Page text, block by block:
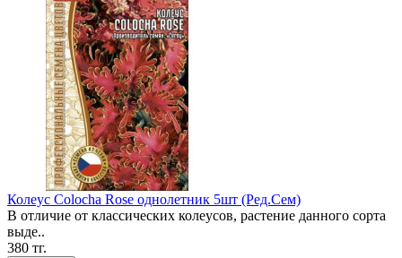
Колеус Colocha Rose однолетник 5шт (Ред.Сем)
В отличие от классических колеусов, растение данного сорта
выде..
380 тг.